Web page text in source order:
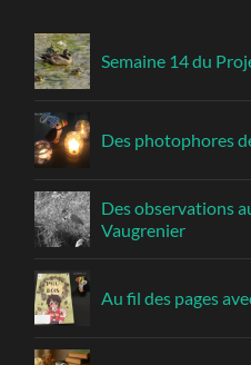
Semaine 14 du
Des photophores
Des observations
Vaugrenier
Au fil des pages